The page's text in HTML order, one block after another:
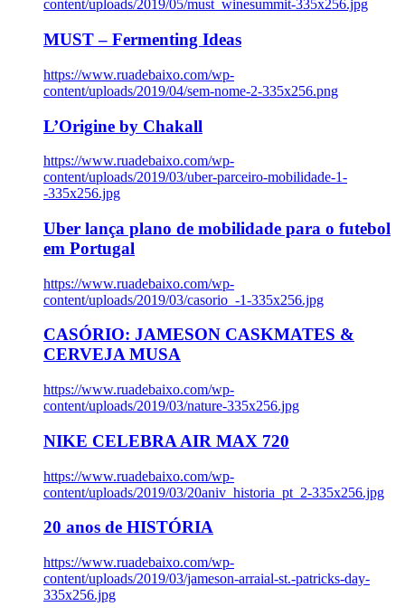
content/uploads/2019/05/must_winesummit-335x256.jpg
MUST – Fermenting Ideas
https://www.ruadebaixo.com/wp-
content/uploads/2019/04/sem-nome-2-335x256.png
L’Origine by Chakall
https://www.ruadebaixo.com/wp-
content/uploads/2019/03/uber-parceiro-mobilidade-1-
-335x256.jpg
Uber lança plano de mobilidade para o futebol
em Portugal
https://www.ruadebaixo.com/wp-
content/uploads/2019/03/casorio_-1-335x256.jpg
CASÓRIO: JAMESON CASKMATES &
CERVEJA MUSA
https://www.ruadebaixo.com/wp-
content/uploads/2019/03/nature-335x256.jpg
NIKE CELEBRA AIR MAX 720
https://www.ruadebaixo.com/wp-
content/uploads/2019/03/20aniv_historia_pt_2-335x256.jpg
20 anos de HISTÓRIA
https://www.ruadebaixo.com/wp-
content/uploads/2019/03/jameson-arraial-st.-patricks-day-
335x256.jpg